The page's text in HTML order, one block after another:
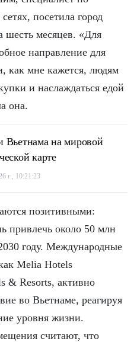
посетила город
месяцев. «Для
направление для
как мне кажется, людям
и наслаждаться едой
она.
Вьетнама на мировой
карте
г., 10:21:23
позитивными:
привлечь около 50 млн
году. Международные
Melia Hotels
& Resorts, активно
во Вьетнаме, реагируя
уровня жизни.
считают, что